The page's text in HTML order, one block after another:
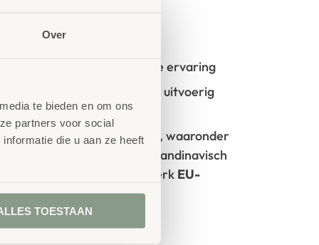
Over
te bieden en om ons
partners voor social
die u aan ze heeft
TOESTAAN
vanuit uw idee en onze ervaring
kinderopvangmeubilair is uitvoerig
en TÜV-keuringen
met circulaire producten, waaronder
-gecertificeerd Scandinavisch
van het milieukeurmerk EU-